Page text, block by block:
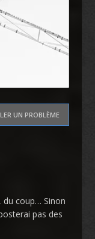
UN PROBLÈME
du coup… Sinon
pas des